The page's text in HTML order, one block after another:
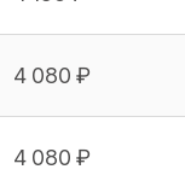
4 080 ₽
4 080 ₽